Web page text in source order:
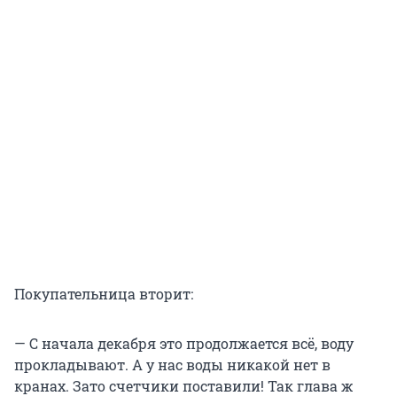
Покупательница вторит:
— С начала декабря это продолжается всё, воду
прокладывают. А у нас воды никакой нет в
кранах. Зато счетчики поставили! Так глава ж